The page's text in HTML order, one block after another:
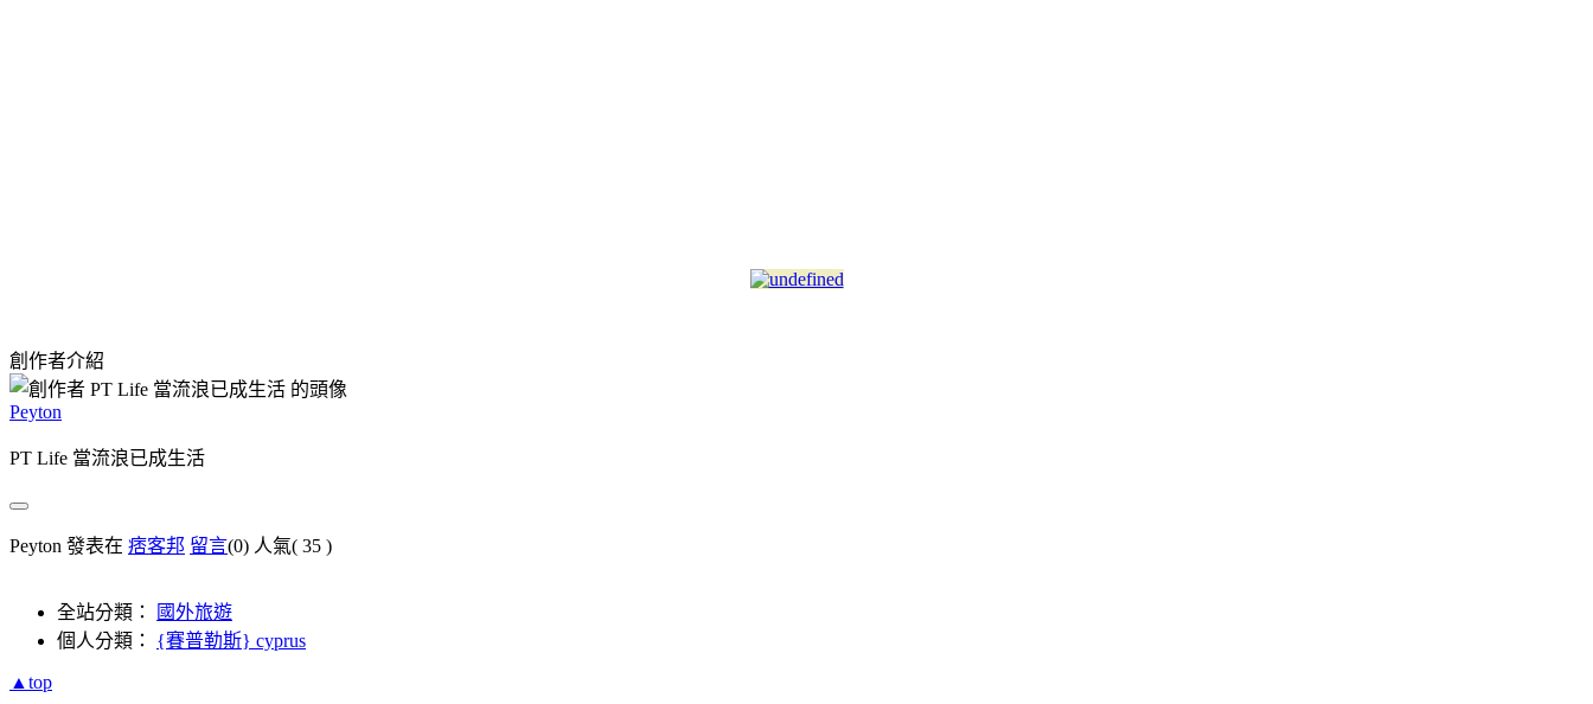
創作者介紹
Peyton
PT Life 當流浪已成生活
Peyton 發表在 痞客邦 留言(0) 人氣( 35 )
全站分類：
國外旅遊
個人分類： {賽普勒斯} cyprus
▲top